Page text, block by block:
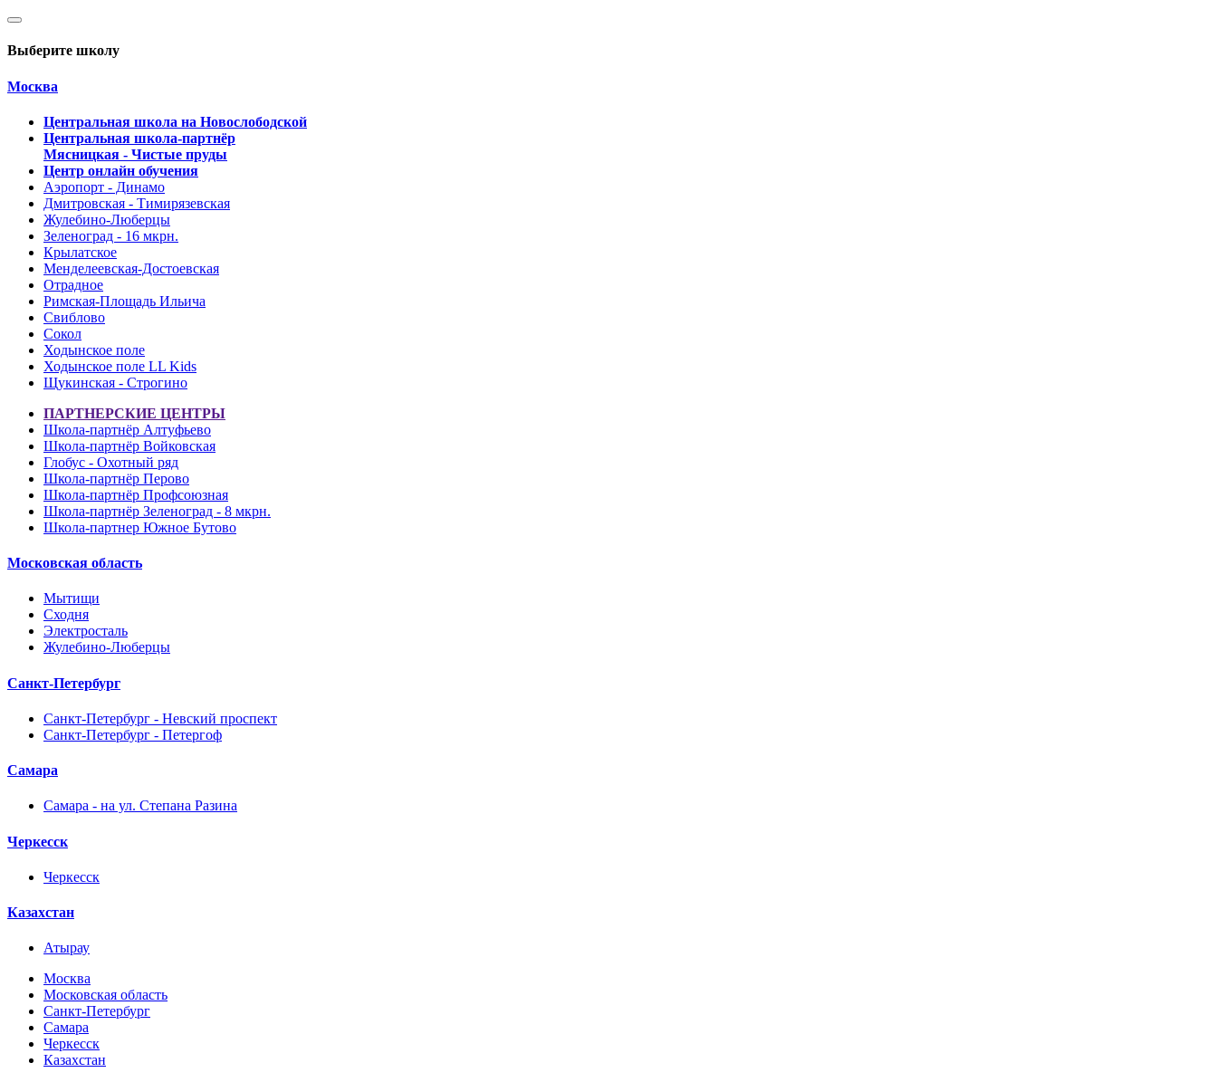
Выберите школу
Москва
Центральная школа на Новослободской
Центральная школа-партнёр
Мясницкая - Чистые пруды
Центр онлайн обучения
Аэропорт - Динамо
Дмитровская - Тимирязевская
Жулебино-Люберцы
Зеленоград - 16 мкрн.
Крылатское
Менделеевская-Достоевская
Отрадное
Римская-Площадь Ильича
Свиблово
Сокол
Ходынское поле
Ходынское поле LL Kids
Щукинская - Строгино
ПАРТНЕРСКИЕ ЦЕНТРЫ
Школа-партнёр Алтуфьево
Школа-партнёр Войковская
Глобус - Охотный ряд
Школа-партнёр Перово
Школа-партнёр Профсоюзная
Школа-партнёр Зеленоград - 8 мкрн.
Школа-партнер Южное Бутово
Московская область
Мытищи
Сходня
Электросталь
Жулебино-Люберцы
Санкт-Петербург
Санкт-Петербург - Невский проспект
Санкт-Петербург - Петергоф
Самара
Самара - на ул. Степана Разина
Черкесск
Черкесск
Казахстан
Атырау
Москва
Московская область
Санкт-Петербург
Самара
Черкесск
Казахстан